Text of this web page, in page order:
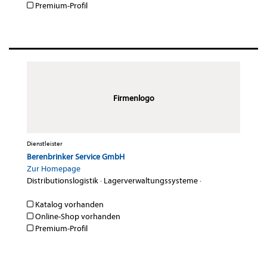
Premium-Profil
Firmenlogo
Dienstleister
Berenbrinker Service GmbH
Zur Homepage
Distributionslogistik· Lagerverwaltungssysteme·
Katalog vorhanden
Online-Shop vorhanden
Premium-Profil